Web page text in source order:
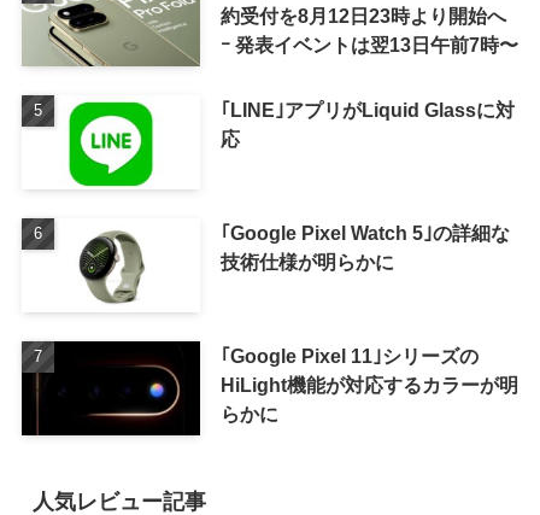
約受付を8月12日23時より開始へ
ｰ 発表イベントは翌13日午前7時〜
｢LINE｣アプリがLiquid Glassに対
応
｢Google Pixel Watch 5｣の詳細な
技術仕様が明らかに
｢Google Pixel 11｣シリーズの
HiLight機能が対応するカラーが明
らかに
人気レビュー記事